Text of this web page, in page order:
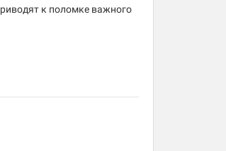
к поломке важного